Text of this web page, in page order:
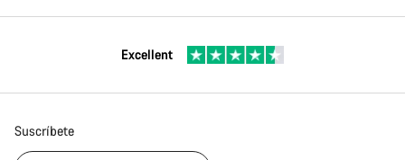
Excellent
Suscríbete